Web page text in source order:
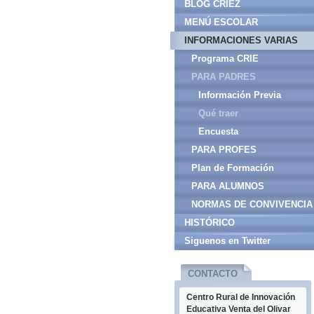
BLOG CRIEZ
MENÚ ESCOLAR
INFORMACIONES VARIAS
Programa CRIE
PARA PADRES
Información Previa
Qué traer
Encuesta
PARA PROFES
Plan de Formación
PARA ALUMNOS
NORMAS DE CONVIVENCIA
HISTÓRICO
Siguenos en Twitter
CONTACTO
Centro Rural de Innovación
Educativa Venta del Olivar